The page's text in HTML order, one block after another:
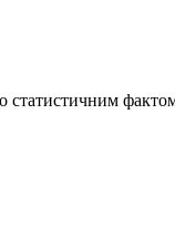
статистичним